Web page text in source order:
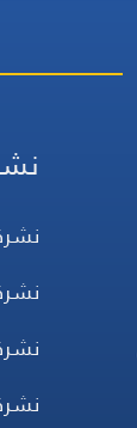
نشرة
نشرة
نشرة